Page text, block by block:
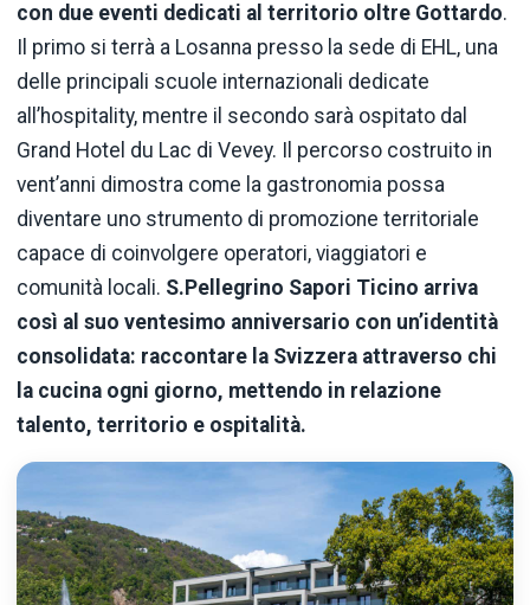
con due eventi dedicati al territorio oltre Gottardo.
Il primo si terrà a Losanna presso la sede di EHL, una
delle principali scuole internazionali dedicate
all’hospitality, mentre il secondo sarà ospitato dal
Grand Hotel du Lac di Vevey. Il percorso costruito in
vent’anni dimostra come la gastronomia possa
diventare uno strumento di promozione territoriale
capace di coinvolgere operatori, viaggiatori e
comunità locali. S.Pellegrino Sapori Ticino arriva
così al suo ventesimo anniversario con un’identità
consolidata: raccontare la Svizzera attraverso chi
la cucina ogni giorno, mettendo in relazione
talento, territorio e ospitalità.